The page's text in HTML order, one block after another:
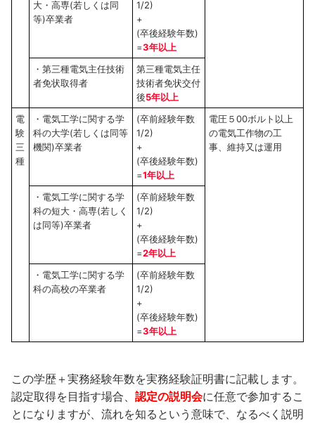
大・高専(若しくは同
等)卒業者
1/2)
+
(卒後経験年数)
=3年以上
・第三種電気主任技術
者免状取得者
第三種電気主任
技術者免状交付
後5年以上
電
験
三
種
・電気工学に関する学
科の大学(若しくは同等
機関)卒業者
(卒前経験年数
1/2)
+
(卒後経験年数)
=1年以上
電圧５00ボルト以上
の電気工作物の工
事、維持又は運用
・電気工学に関する学
科の短大・高専(若しく
は同等)卒業者
(卒前経験年数
1/2)
+
(卒後経験年数)
=2年以上
・電気工学に関する学
科の高校の卒業者
(卒前経験年数
1/2)
+
(卒後経験年数)
=3年以上
この学歴＋実務経験年数を実務経験証明書に記載します。
認定取得を目指す場合、 認定の説明会に任意で参加するこ
とになりますが、流れを知るという意味で、なるべく説明